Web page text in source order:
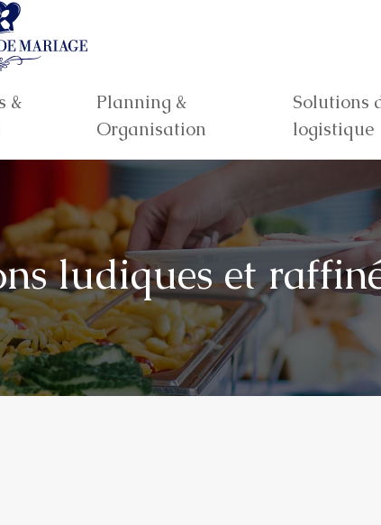
&
Planning &
Organisation
Solutions
logistique
ludiques et